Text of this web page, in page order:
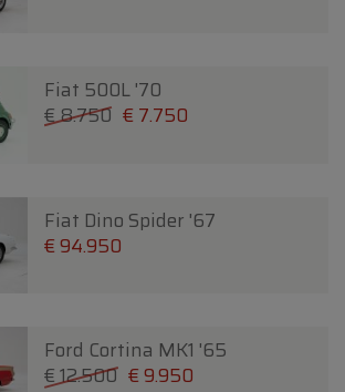
Fiat 500L '70
€ 8.750 € 7.750
Fiat Dino Spider '67
€ 94.950
Ford Cortina MK1 '65
€ 12.500 € 9.950